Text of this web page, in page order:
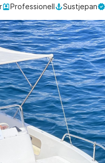
Professionell Sustjepan